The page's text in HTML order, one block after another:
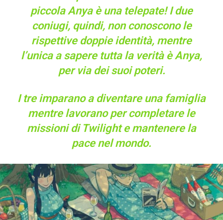
piccola Anya è una telepate! I due
coniugi, quindi, non conoscono le
rispettive doppie identità, mentre
l’unica a sapere tutta la verità è Anya,
per via dei suoi poteri.
I tre imparano a diventare una famiglia
mentre lavorano per completare le
missioni di Twilight e mantenere la
pace nel mondo.